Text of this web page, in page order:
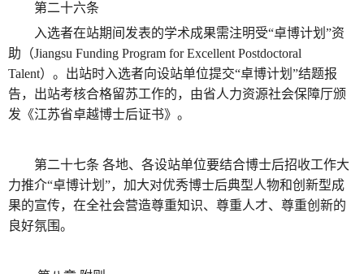
第二十六条
入选者在站期间发表的学术成果需注明受“卓博计划”资
助（Jiangsu Funding Program for Excellent Postdoctoral
Talent）。出站时入选者向设站单位提交“卓博计划”结题报
告，出站考核合格留苏工作的，由省人力资源社会保障厅颁
发《江苏省卓越博士后证书》。
第二十七条 各地、各设站单位要结合博士后招收工作大
力推介“卓博计划”，加大对优秀博士后典型人物和创新型成
果的宣传，在全社会营造尊重知识、尊重人才、尊重创新的
良好氛围。